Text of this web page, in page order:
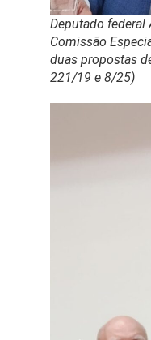
Deputado federal
Comissão
duas propostas
221/19 e 8/25)